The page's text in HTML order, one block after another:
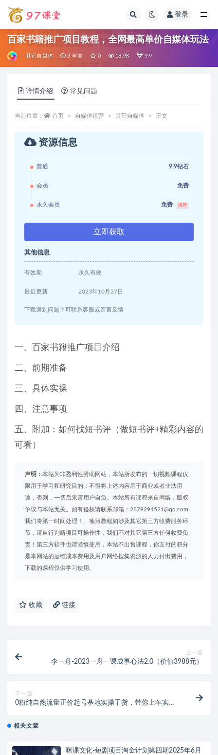
登录
百家书籍推广项目教程，全网最高单价自媒体玩法
其它自媒体 3 年前 0 18.9K 9.9
详情介绍 常见问题
当前位置： 首页 自媒体运营 其它自媒体 正文
资源信息
普通 9.9钻石
会员 免费
永久会员 免费 推荐
立即获取
其他信息
有效期 永久有效
最近更新 2023年10月27日
下载遇到问题？可联系客服或留言反馈
一、百家书籍推广项目介绍
二、前期准备
三、具体实操
四、注意事项
五、附加：如何找短书评（做短书评+精彩内容的
可看）
声明： 本站为非盈利性赞助网站，本站所发布的一切视频课程仅
限用于学习和研究目的；不得将上述内容用于商业或者非法用
途，否则，一切后果请用户自负。本站所有课程来自网络，版权
争议与本站无关。如有侵权请联系邮箱：2879294521@qq.com
我们将第一时间处理！。项目教程如涉及其它第三方收费服务环
节，请自行判断项目可操作性，我们不对其它第三方任何收费负
责！第三方软件也请谨慎使用，本站不出售课程，你支付的积分
是本网站的运维成本费用及用户网络搜集资源的人力付出费用，
下载的课程仅供学习使用。
收藏 链接
上一篇
李一舟-2023一舟一课成事心法2.0（价值3988元）
下一篇
0粉纯自然流量正价起号基地实操干货，带你上车实现
相关文章
咪课文化-短剧项目淘金计划第四期2025年6月